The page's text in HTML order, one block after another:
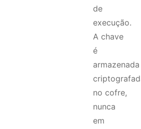
de
execução.
A chave
é
armazenada
no cofre,
nunca
em